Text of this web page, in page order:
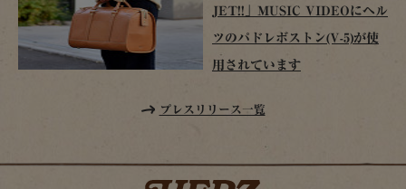
JET!!」MUSIC VIDEOにヘル
ツのパドレボストン(V-5)が使
用されています
プレスリリース一覧